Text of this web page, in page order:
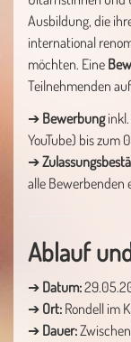
Ausbildung, die
international
möchten. Eine
Teilnehmenden auf
➔ Bewerbunginkl.
YouTube) bis zum
➔
alle Bewerbenden
Ablauf
➔ Datum:
➔ Ort: Rondell im
➔ Dauer: